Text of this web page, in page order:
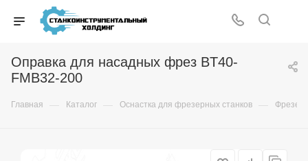
Оправка для насадных фрез BT40-
FMB32-200
Главная — Каталог — Оснастка для фрезерных станков —